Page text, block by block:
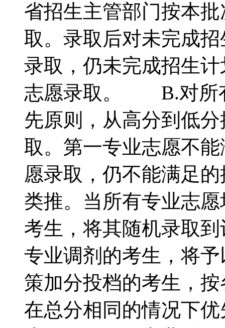
省招生主管部门按本
取。录取后对未完成
录取，仍未完成招生
志愿录取。 B.对所
先原则，从高分到低
取。第一专业志愿不
愿录取，仍不能满足
类推。当所有专业志
考生，将其随机录取
专业调剂的考生，将
策加分投档的考生，
在总分相同的情况下